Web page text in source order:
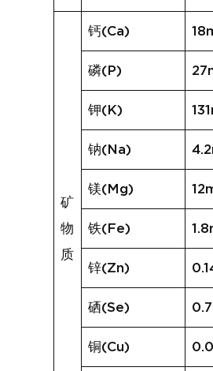
矿
物
质
钙(Ca)
磷(P)
钾(K)
钠(Na)
镁(Mg)
铁(Fe)
锌(Zn)
硒(Se)
铜(Cu)